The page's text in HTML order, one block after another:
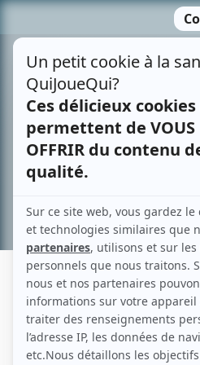
contenu
PASCALE PERRON
Liens
Fiche de Pascale Perron sur Showbizz.net